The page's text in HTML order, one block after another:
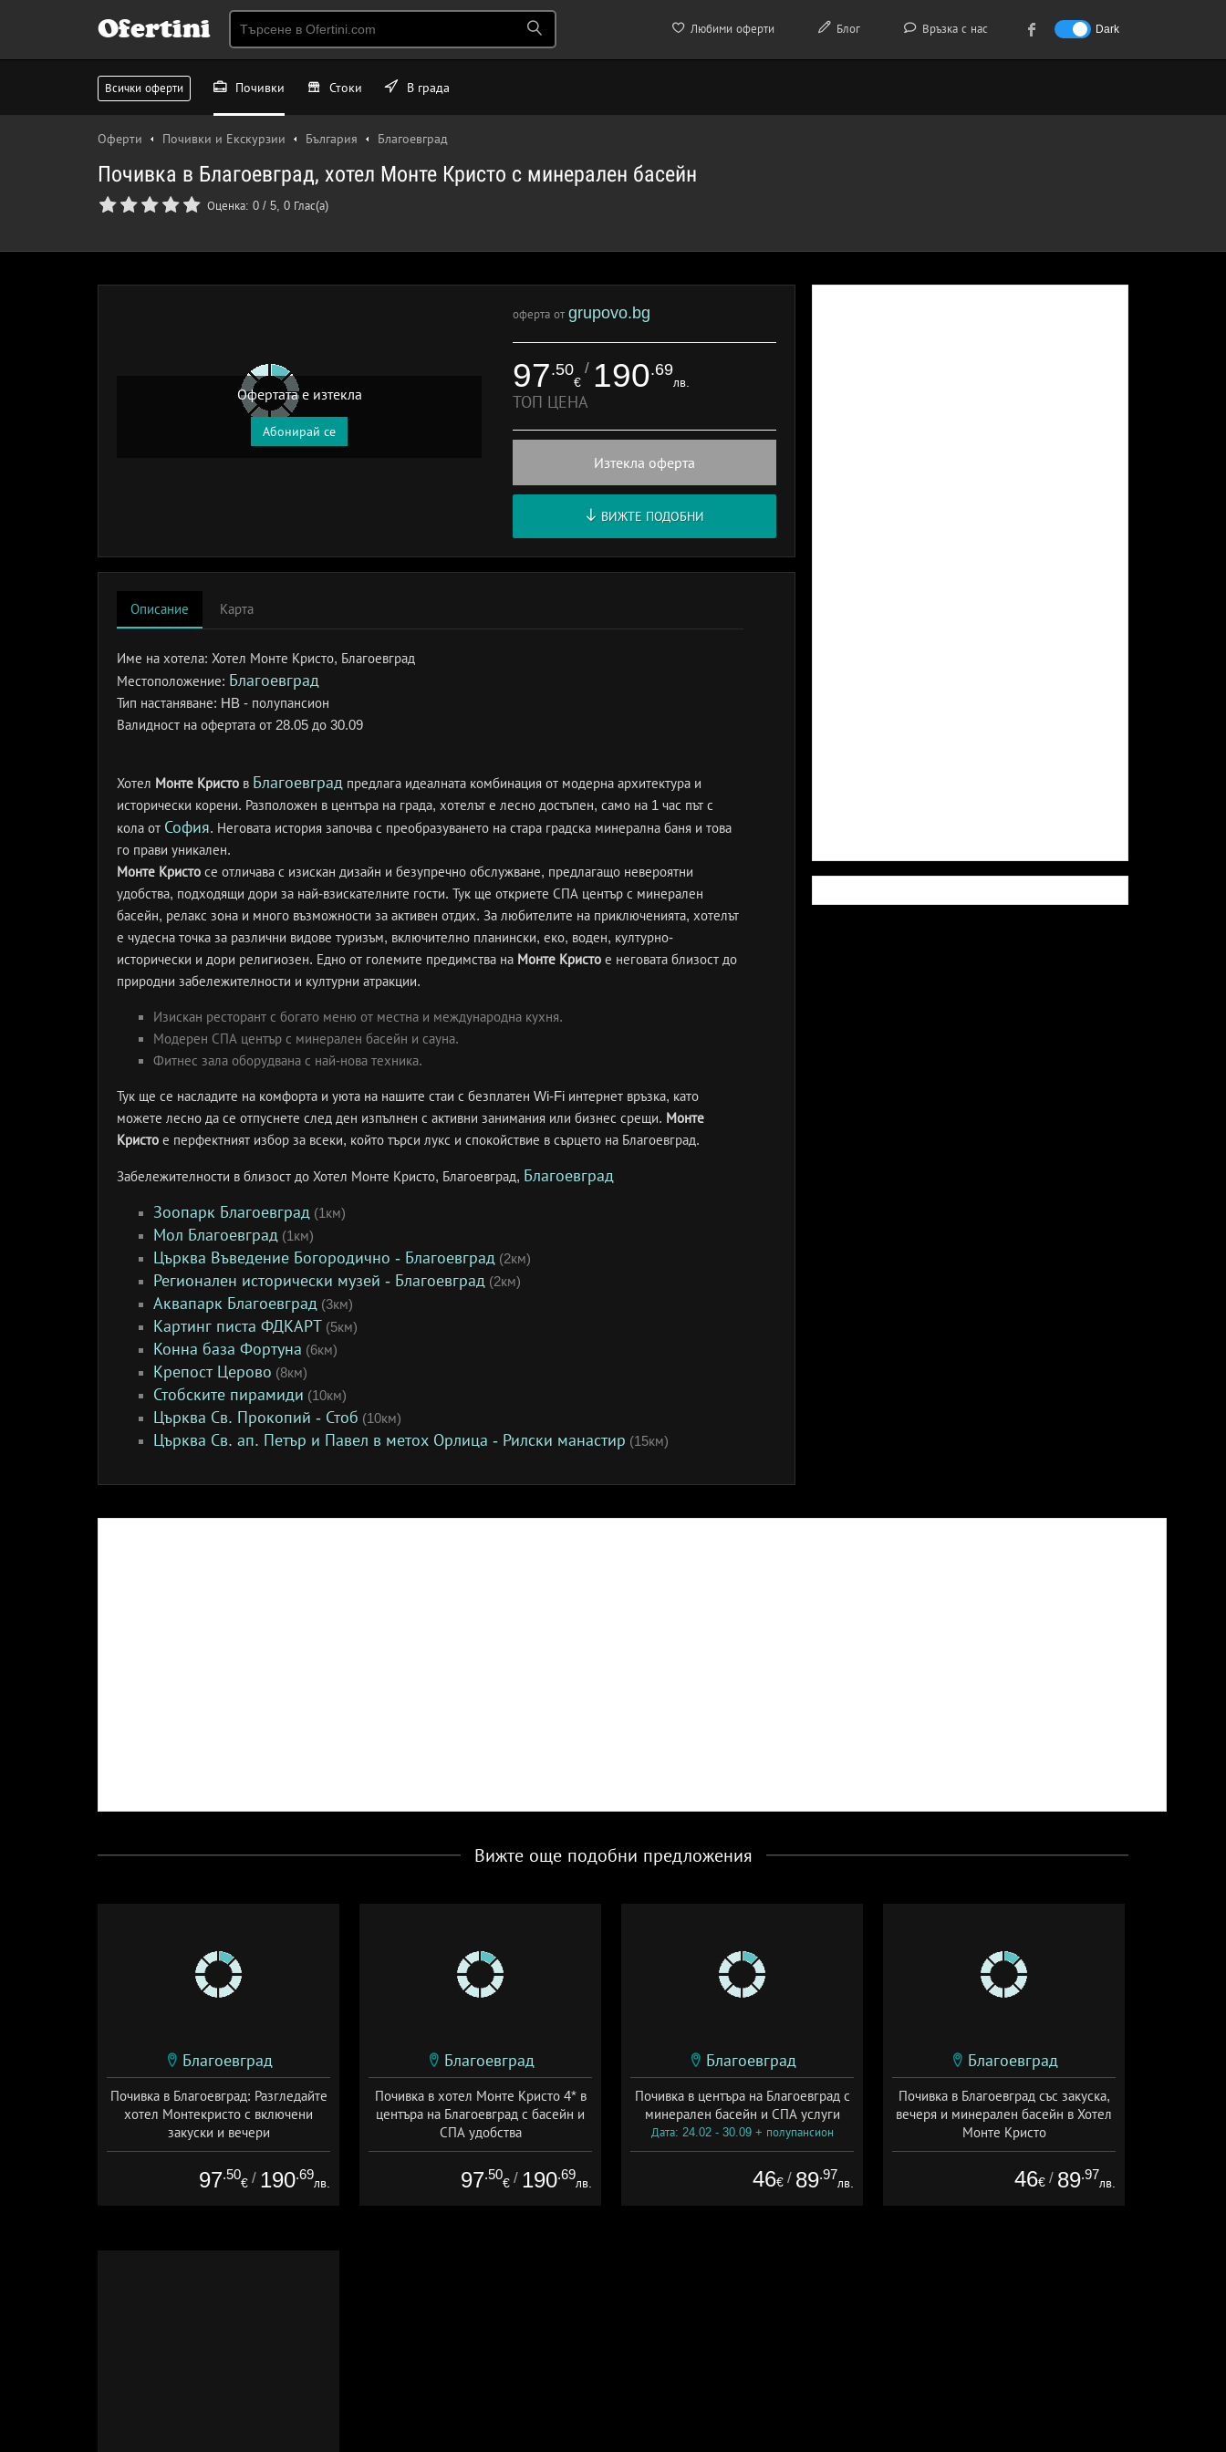
Любими оферти Блог Връзка с нас Dark
Ofertini
Всички оферти Почивки Стоки В града
Оферти Почивки и Екскурзии България Благоевград
Почивка в Благоевград, хотел Монте Кристо с минерален басейн
Оценка: 0 / 5, 0 Глас(а)
Офертата е изтекла
Абонирай се
оферта от grupovo.bg
97.50
€
/ 190.69
лв.
ТОП ЦЕНА
Изтекла оферта
ВИЖТЕ ПОДОБНИ
Описание Карта
Име на хотела: Хотел Монте Кристо, Благоевград
Местоположение: Благоевград
Тип настаняване: HB - полупансион
Валидност на офертата от 28.05 до 30.09
Хотел Монте Кристо в Благоевград предлага идеалната комбинация от модерна архитектура и
исторически корени. Разположен в центъра на града, хотелът е лесно достъпен, само на 1 час път с
кола от София. Неговата история започва с преобразуването на стара градска минерална баня и това
го прави уникален.
Монте Кристо се отличава с изискан дизайн и безупречно обслужване, предлагащо невероятни
удобства, подходящи дори за най-взискателните гости. Тук ще откриете СПА център с минерален
басейн, релакс зона и много възможности за активен отдих. За любителите на приключенията, хотелът
е чудесна точка за различни видове туризъм, включително планински, еко, воден, културно-
исторически и дори религиозен. Едно от големите предимства на Монте Кристо е неговата близост до
природни забележителности и културни атракции.
Изискан ресторант с богато меню от местна и международна кухня.
Модерен СПА център с минерален басейн и сауна.
Фитнес зала оборудвана с най-нова техника.
Тук ще се насладите на комфорта и уюта на нашите стаи с безплатен Wi-Fi интернет връзка, като
можете лесно да се отпуснете след ден изпълнен с активни занимания или бизнес срещи. Монте
Кристо е перфектният избор за всеки, който търси лукс и спокойствие в сърцето на Благоевград.
Забележителности в близост до Хотел Монте Кристо, Благоевград, Благоевград
Зоопарк Благоевград (1км)
Мол Благоевград (1км)
Църква Въведение Богородично - Благоевград (2км)
Регионален исторически музей - Благоевград (2км)
Аквапарк Благоевград (3км)
Картинг писта ФДКАРТ (5км)
Конна база Фортуна (6км)
Крепост Церово (8км)
Стобските пирамиди (10км)
Църква Св. Прокопий - Стоб (10км)
Църква Св. ап. Петър и Павел в метох Орлица - Рилски манастир (15км)
Вижте още подобни предложения
Благоевград
Почивка в Благоевград: Разгледайте
хотел Монтекристо с включени
закуски и вечери
Дата: 23.07 - 30.09 + полупансион
97.50
€ / 190.69
лв.
Благоевград
Почивка в хотел Монте Кристо 4* в
центъра на Благоевград с басейн и
СПА удобства
Дата: 23.02 - 30.09 + полупансион
97.50
€ / 190.69
лв.
Благоевград
Почивка в центъра на Благоевград с
минерален басейн и СПА услуги
Дата: 24.02 - 30.09 + полупансион
46€ / 89.97
лв.
Благоевград
Почивка в Благоевград със закуска,
вечеря и минерален басейн в Хотел
Монте Кристо
Дата: 23.07 - 30.09 + полупансион
46€ / 89.97
лв.